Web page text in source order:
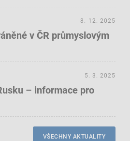
v ČR průmyslovým
8. 12. 2025
– informace pro
5. 3. 2025
VŠECHNY AKTUALITY